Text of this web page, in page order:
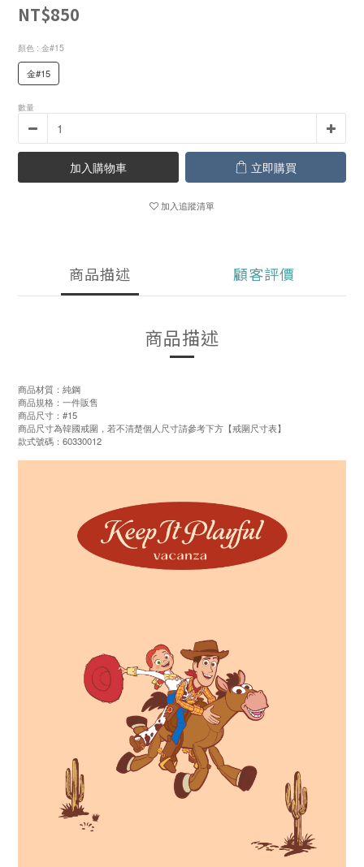
NT$850
顏色 : 金#15
金#15
數量
加入購物車 立即購買
加入追蹤清單
商品描述 顧客評價
商品描述
商品材質：純鋼
商品規格：一件販售
商品尺寸：#15
商品尺寸為韓國戒圍，若不清楚個人尺寸請參考下方【戒圍尺寸表】
款式號碼：60330012